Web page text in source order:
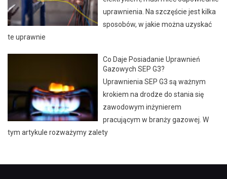
uprawnienia. Na szczęście jest kilka
sposobów, w jakie można uzyskać
te uprawnie
Co Daje Posiadanie Uprawnień
Gazowych SEP G3?
Uprawnienia SEP G3 są ważnym
krokiem na drodze do stania się
zawodowym inżynierem
pracującym w branży gazowej. W
tym artykule rozważymy zalety